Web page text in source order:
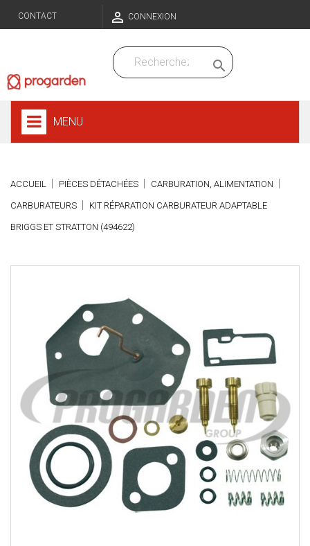
CONTACT  CONNEXION

MENU
ACCUEIL PIÈCES DÉTACHÉES CARBURATION, ALIMENTATION
CARBURATEURS KIT RÉPARATION CARBURATEUR ADAPTABLE
BRIGGS ET STRATTON (494622)